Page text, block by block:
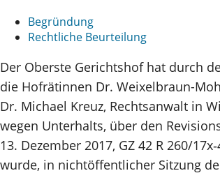
Begründung
Rechtliche Beurteilung
Der Oberste Gerichtshof hat durch
die Hofrätinnen Dr. Weixelbraun-
Dr. Michael Kreuz, Rechtsanwalt in
wegen Unterhalts, über den
13. Dezember 2017, GZ 42 R 260/
wurde, in nichtöffentlicher Sitzung